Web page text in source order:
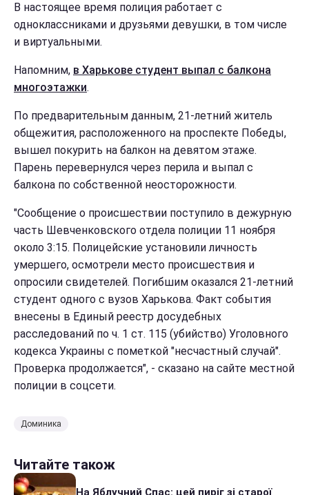
В настоящее время полиция работает с
одноклассниками и друзьями девушки, в том числе
и виртуальными.
Напомним, в Харькове студент выпал с балкона
многоэтажки.
По предварительным данным, 21-летний житель
общежития, расположенного на проспекте Победы,
вышел покурить на балкон на девятом этаже.
Парень перевернулся через перила и выпал с
балкона по собственной неосторожности.
"Сообщение о происшествии поступило в дежурную
часть Шевченковского отдела полиции 11 ноября
около 3:15. Полицейские установили личность
умершего, осмотрели место происшествия и
опросили свидетелей. Погибшим оказался 21-летний
студент одного с вузов Харькова. Факт события
внесены в Единый реестр досудебных
расследований по ч. 1 ст. 115 (убийство) Уголовного
кодекса Украины с пометкой "несчастный случай".
Проверка продолжается", - сказано на сайте местной
полиции в соцсети.
Доминика
Читайте також
На Яблучний Спас: цей пиріг зі старої